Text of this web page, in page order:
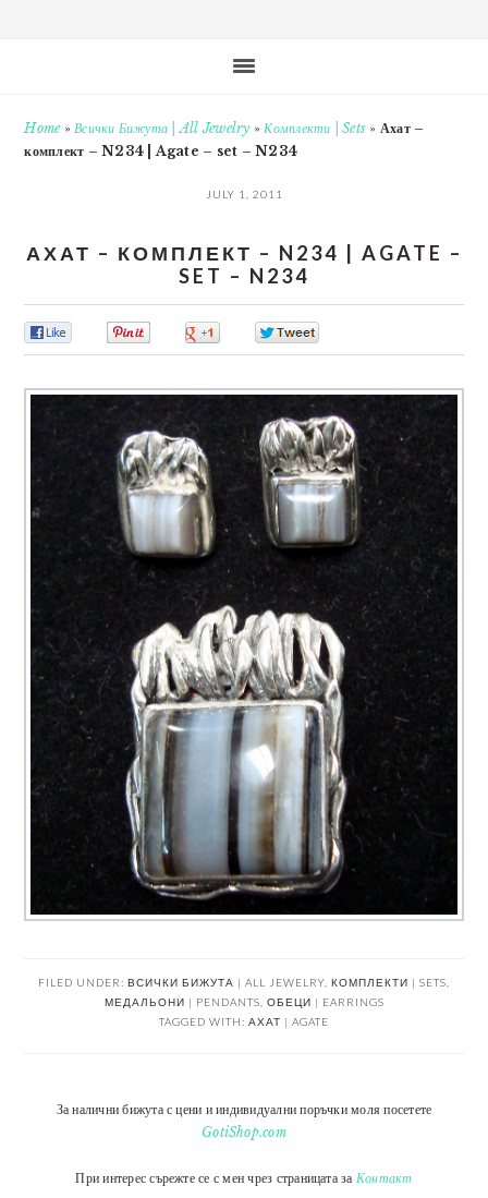
Home»Всички Бижута | All Jewelry »Комплекти | Sets » Ахат –
комплект – N234 | Agate – set – N234
JULY 1, 2011
АХАТ – КОМПЛЕКТ – N234 | AGATE –
SET – N234
FILED UNDER: ВСИЧКИ БИЖУТА | ALL JEWELRY, КОМПЛЕКТИ | SETS,
МЕДАЛЬОНИ | PENDANTS, ОБЕЦИ | EARRINGS
TAGGED WITH: АХАТ | AGATE
За налични бижута с цени и индивидуални поръчки моля посетете
GotiShop.com
При интерес сърежте се с мен чрез страницата за Контакт